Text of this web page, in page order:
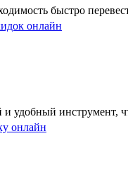
быстро
онлайн
удобный инструмент,
онлайн